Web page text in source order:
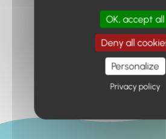
Retour à
OK, accept all
Deny all
Personalize
Privacy policy